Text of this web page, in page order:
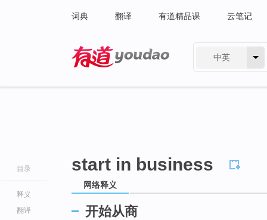
词典 翻译 有道精品课 云笔记
中英
目录
释义
翻译
start in business
网络释义
开始从商